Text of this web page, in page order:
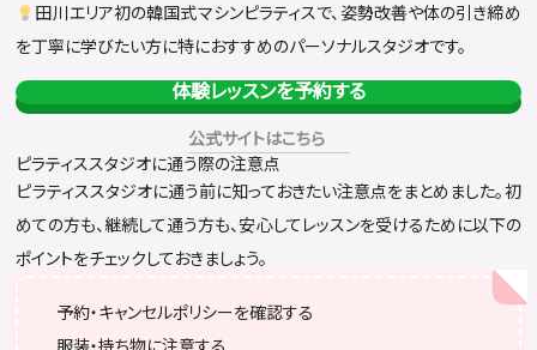
田川エリア初の韓国式マシンピラティスで、姿勢改善や体の引き締め
を丁寧に学びたい方に特におすすめのパーソナルスタジオです。
体験レッスンを予約する
公式サイトはこちら
ピラティススタジオに通う際の注意点
ピラティススタジオに通う前に知っておきたい注意点をまとめました。初
めての方も、継続して通う方も、安心してレッスンを受けるために以下の
ポイントをチェックしておきましょう。
予約・キャンセルポリシーを確認する